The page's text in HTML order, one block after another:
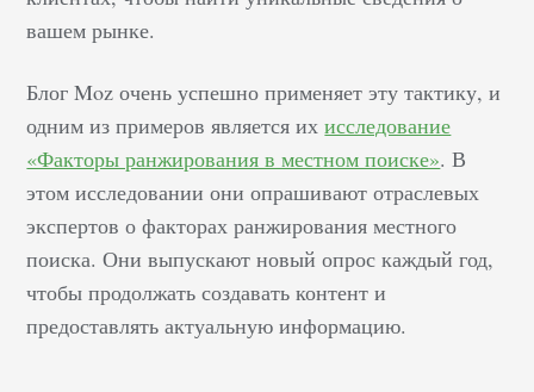
ваш сайт попал в
сниппета, оно
заинтересовало.
Пользователь перешел
по ссылке на ваш сайт.
Такие люди ценятся
гораздо выше. Они
сами зашли на ваш
сайт — значит, сочли
вашем рынке.
Блог Moz очень успешно применяет эту тактику, и
одним из примеров является ихисследование
«Факторы ранжирования в местном поиске». В
этом исследовании они опрашивают отраслевых
экспертов о факторах ранжирования местного
поиска. Они выпускают новый опрос каждый год,
чтобы продолжать создавать контент и
предоставлять актуальную информацию.